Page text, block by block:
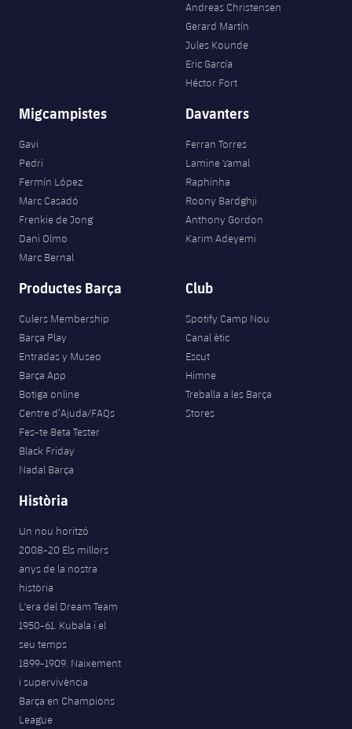
Andreas Christensen
Gerard Martín
Jules Kounde
Eric García
Héctor Fort
Migcampistes
Gavi
Pedri
Fermín López
Marc Casadó
Frenkie de Jong
Dani Olmo
Marc Bernal
Davanters
Ferran Torres
Lamine Yamal
Raphinha
Roony Bardghji
Anthony Gordon
Karim Adeyemi
Productes Barça
Culers Membership
Barça Play
Entradas y Museo
Barça App
Botiga online
Centre d’Ajuda/FAQs
Fes-te Beta Tester
Black Friday
Nadal Barça
Club
Spotify Camp Nou
Canal ètic
Escut
Himne
Treballa a les Barça
Stores
Història
Un nou horitzó
2008-20 Els millors
anys de la nostra
història
L'era del Dream Team
1950-61. Kubala i el
seu temps
1899-1909. Naixement
i supervivència
Barça en Champions
League